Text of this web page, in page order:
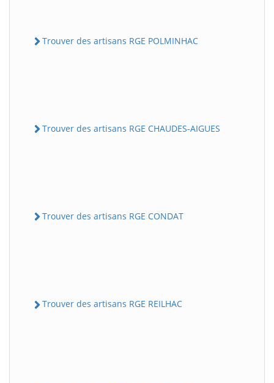
Trouver des artisans RGE POLMINHAC
Trouver des artisans RGE CHAUDES-AIGUES
Trouver des artisans RGE CONDAT
Trouver des artisans RGE REILHAC